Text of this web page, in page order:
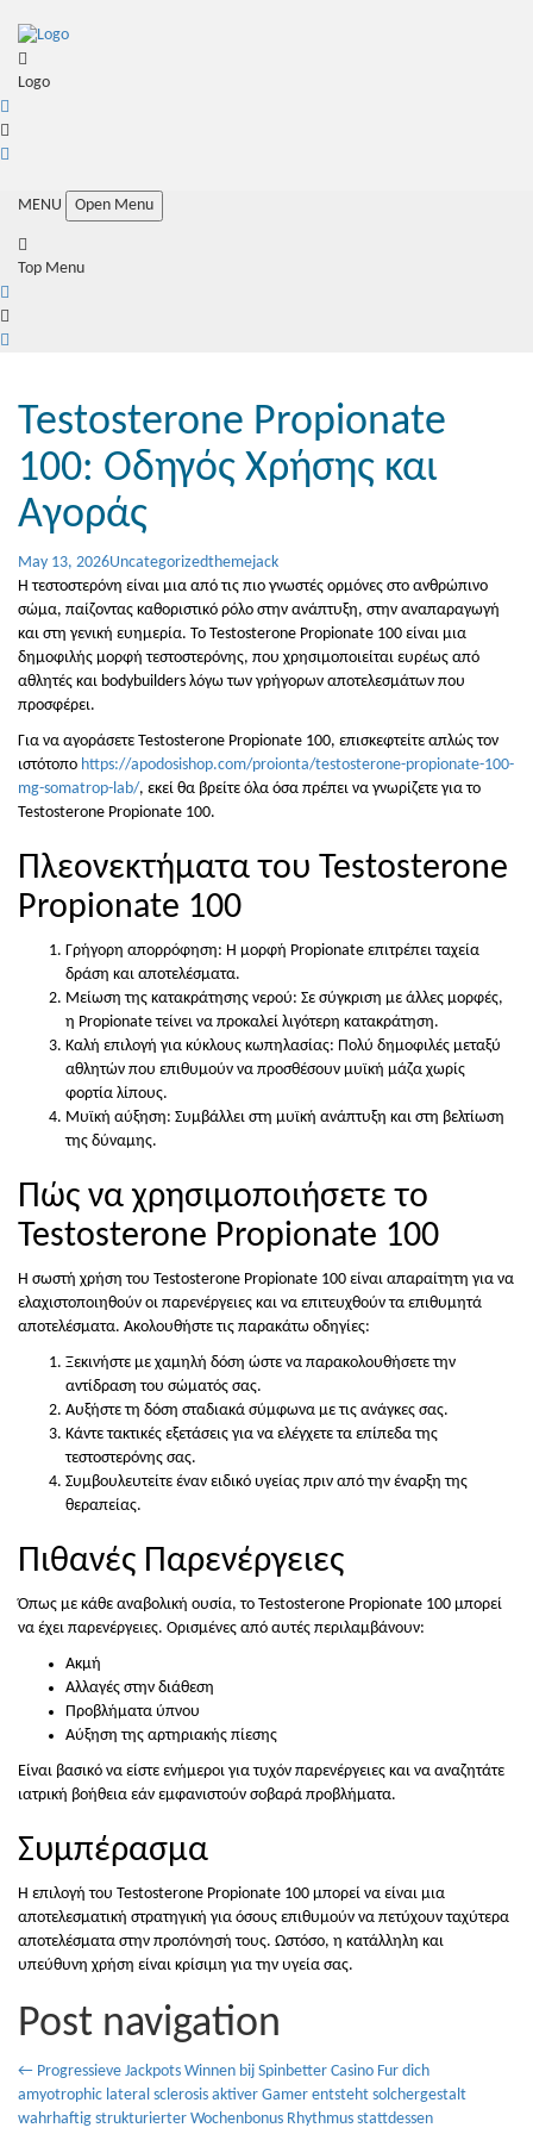
Logo
MENU Open Menu
Top Menu
Testosterone Propionate
100: Οδηγός Χρήσης και
Αγοράς
May 13, 2026Uncategorizedthemejack
Η τεστοστερόνη είναι μια από τις πιο γνωστές ορμόνες στο ανθρώπινο
σώμα, παίζοντας καθοριστικό ρόλο στην ανάπτυξη, στην αναπαραγωγή
και στη γενική ευημερία. Το Testosterone Propionate 100 είναι μια
δημοφιλής μορφή τεστοστερόνης, που χρησιμοποιείται ευρέως από
αθλητές και bodybuilders λόγω των γρήγορων αποτελεσμάτων που
προσφέρει.
Για να αγοράσετε Testosterone Propionate 100, επισκεφτείτε απλώς τον
ιστότοπο https://apodosishop.com/proionta/testosterone-propionate-100-
mg-somatrop-lab/, εκεί θα βρείτε όλα όσα πρέπει να γνωρίζετε για το
Testosterone Propionate 100.
Πλεονεκτήματα του Testosterone
Propionate 100
Γρήγορη απορρόφηση: Η μορφή Propionate επιτρέπει ταχεία
δράση και αποτελέσματα.
Μείωση της κατακράτησης νερού: Σε σύγκριση με άλλες μορφές,
η Propionate τείνει να προκαλεί λιγότερη κατακράτηση.
Καλή επιλογή για κύκλους κωπηλασίας: Πολύ δημοφιλές μεταξύ
αθλητών που επιθυμούν να προσθέσουν μυϊκή μάζα χωρίς
φορτία λίπους.
Μυϊκή αύξηση: Συμβάλλει στη μυϊκή ανάπτυξη και στη βελτίωση
της δύναμης.
Πώς να χρησιμοποιήσετε το
Testosterone Propionate 100
Η σωστή χρήση του Testosterone Propionate 100 είναι απαραίτητη για να
ελαχιστοποιηθούν οι παρενέργειες και να επιτευχθούν τα επιθυμητά
αποτελέσματα. Ακολουθήστε τις παρακάτω οδηγίες:
Ξεκινήστε με χαμηλή δόση ώστε να παρακολουθήσετε την
αντίδραση του σώματός σας.
Αυξήστε τη δόση σταδιακά σύμφωνα με τις ανάγκες σας.
Κάντε τακτικές εξετάσεις για να ελέγχετε τα επίπεδα της
τεστοστερόνης σας.
Συμβουλευτείτε έναν ειδικό υγείας πριν από την έναρξη της
θεραπείας.
Πιθανές Παρενέργειες
Όπως με κάθε αναβολική ουσία, το Testosterone Propionate 100 μπορεί
να έχει παρενέργειες. Ορισμένες από αυτές περιλαμβάνουν:
Ακμή
Αλλαγές στην διάθεση
Προβλήματα ύπνου
Αύξηση της αρτηριακής πίεσης
Είναι βασικό να είστε ενήμεροι για τυχόν παρενέργειες και να αναζητάτε
ιατρική βοήθεια εάν εμφανιστούν σοβαρά προβλήματα.
Συμπέρασμα
Η επιλογή του Testosterone Propionate 100 μπορεί να είναι μια
αποτελεσματική στρατηγική για όσους επιθυμούν να πετύχουν ταχύτερα
αποτελέσματα στην προπόνησή τους. Ωστόσο, η κατάλληλη και
υπεύθυνη χρήση είναι κρίσιμη για την υγεία σας.
Post navigation
← Progressieve Jackpots Winnen bij Spinbetter Casino Fur dich
amyotrophic lateral sclerosis aktiver Gamer entsteht solchergestalt
wahrhaftig strukturierter Wochenbonus Rhythmus stattdessen